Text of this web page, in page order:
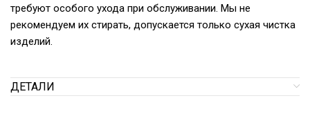
требуют особого ухода при обслуживании. Мы не
рекомендуем их стирать, допускается только сухая чистка
изделий.
ДЕТАЛИ